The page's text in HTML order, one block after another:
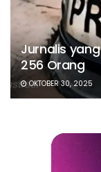
Jurnalis
256 Orang
OKTOBER 30, 2025